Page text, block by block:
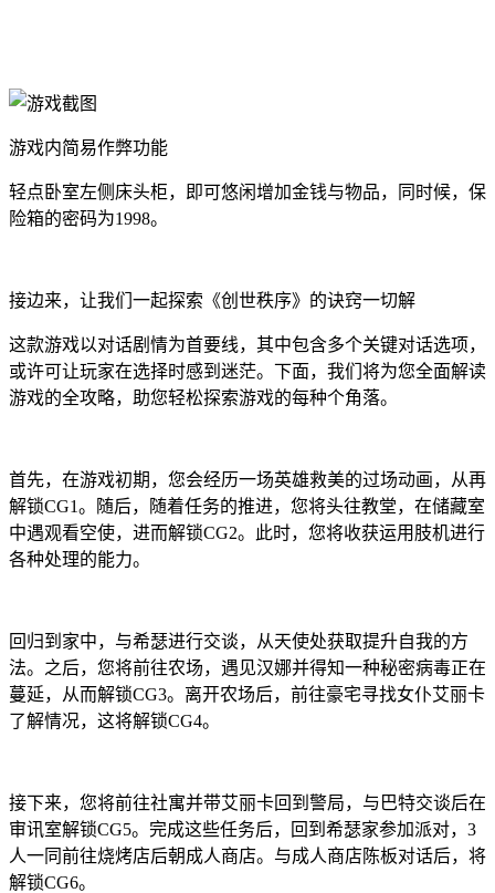
游戏内简易作弊功能
轻点卧室左侧床头柜，即可悠闲增加金钱与物品，同时候，保
险箱的密码为1998。
接边来，让我们一起探索《创世秩序》的诀窍一切解
这款游戏以对话剧情为首要线，其中包含多个关键对话选项，
或许可让玩家在选择时感到迷茫。下面，我们将为您全面解读
游戏的全攻略，助您轻松探索游戏的每种个角落。
首先，在游戏初期，您会经历一场英雄救美的过场动画，从再
解锁CG1。随后，随着任务的推进，您将头往教堂，在储藏室
中遇观看空使，进而解锁CG2。此时，您将收获运用肢机进行
各种处理的能力。
回归到家中，与希瑟进行交谈，从天使处获取提升自我的方
法。之后，您将前往农场，遇见汉娜并得知一种秘密病毒正在
蔓延，从而解锁CG3。离开农场后，前往豪宅寻找女仆艾丽卡
了解情况，这将解锁CG4。
接下来，您将前往社寓并带艾丽卡回到警局，与巴特交谈后在
审讯室解锁CG5。完成这些任务后，回到希瑟家参加派对，3
人一同前往烧烤店后朝成人商店。与成人商店陈板对话后，将
解锁CG6。